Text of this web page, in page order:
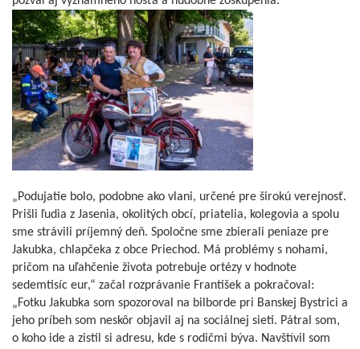
„Podujatie bolo, podobne ako vlani, určené pre širokú verejnosť.
Prišli ľudia z Jasenia, okolitých obcí, priatelia, kolegovia a spolu
sme strávili príjemný deň. Spoločne sme zbierali peniaze pre
Jakubka, chlapčeka z obce Priechod. Má problémy s nohami,
pričom na uľahčenie života potrebuje ortézy v hodnote
sedemtisíc eur,“ začal rozprávanie František a pokračoval:
„Fotku Jakubka som spozoroval na bilborde pri Banskej Bystrici a
jeho príbeh som neskôr objavil aj na sociálnej sieti. Pátral som,
o koho ide a zistil si adresu, kde s rodičmi býva. Navštívil som